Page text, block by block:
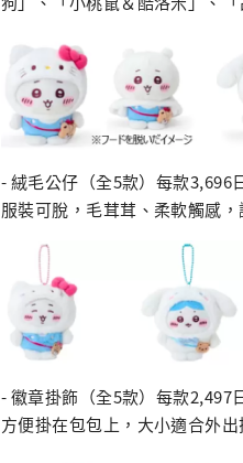
- 絨毛公仔（全5款）每款3,696
服裝可脫，毛茸茸、柔軟觸感
- 徽章掛飾（全5款）每款2,497
方便掛在包包上，大小適合外出